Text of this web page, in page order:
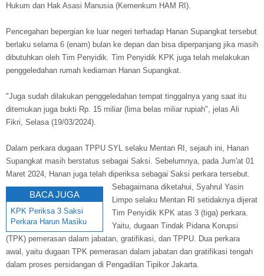
Hukum dan Hak Asasi Manusia (Kemenkum HAM RI).
Pencegahan bepergian ke luar negeri terhadap Hanan Supangkat tersebut
berlaku selama 6 (enam) bulan ke depan dan bisa diperpanjang jika masih
dibutuhkan oleh Tim Penyidik. Tim Penyidik KPK juga telah melakukan
penggeledahan rumah kediaman Hanan Supangkat.
"Juga sudah dilakukan penggeledahan tempat tinggalnya yang saat itu
ditemukan juga bukti Rp. 15 miliar (lima belas miliar rupiah", jelas Ali
Fikri, Selasa (19/03/2024).
Dalam perkara dugaan TPPU SYL selaku Mentan RI, sejauh ini, Hanan
Supangkat masih berstatus sebagai Saksi. Sebelumnya, pada Jum'at 01
Maret 2024, Hanan juga telah diperiksa sebagai Saksi perkara tersebut.
BACA JUGA
KPK Periksa 3 Saksi
Perkara Harun Masiku
Sebagaimana diketahui, Syahrul Yasin
Limpo selaku Mentan RI setidaknya dijerat
Tim Penyidik KPK atas 3 (tiga) perkara.
Yaitu, dugaan Tindak Pidana Korupsi
(TPK) pemerasan dalam jabatan, gratifikasi, dan TPPU. Dua perkara
awal, yaitu dugaan TPK pemerasan dalam jabatan dan gratifikasi tengah
dalam proses persidangan di Pengadilan Tipikor Jakarta.